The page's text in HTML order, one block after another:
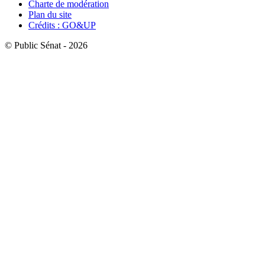
Charte de modération
Plan du site
Crédits : GO&UP
© Public Sénat - 2026